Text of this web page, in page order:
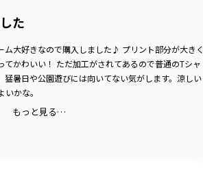
た
ム大好きなので購入しました♪ プリント部分が大きく
てかわいい！ ただ加工がされてあるので普通のTシャ
猛暑日や公園遊びには向いてない気がします。涼しい
かな。
もっと見る…